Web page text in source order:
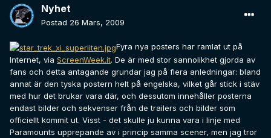
Nyhet
Postad 26 Mars, 2009
Fyra nya posters har ramlat ut på
Internet, via ScreenWeek.it. De är med stor sannolikhet gjorda av
fans och detta antagande grundar jag på flera anledningar: bland
annat är den tyska postern helt på engelska, vilket går stick i stäv
med hur det brukar vara där, och dessutom innehåller posterna
endast bilder och sekvenser från de trailers och bilder som
officiellt kommit ut. Visst - det skulle ju kunna vara i linje med
Paramounts upprepande av i princip samma scener, men jag tror